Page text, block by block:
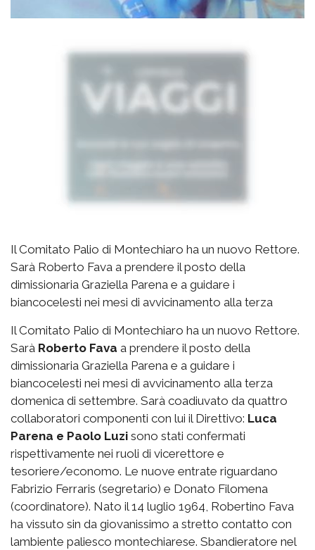
Il Comitato Palio di Montechiaro ha un nuovo Rettore.
Sarà Roberto Fava a prendere il posto della
dimissionaria Graziella Parena e a guidare i
biancocelesti nei mesi di avvicinamento alla terza
Il Comitato Palio di Montechiaro ha un nuovo Rettore.
Sarà Roberto Fava a prendere il posto della
dimissionaria Graziella Parena e a guidare i
biancocelesti nei mesi di avvicinamento alla terza
domenica di settembre. Sarà coadiuvato da quattro
collaboratori componenti con lui il Direttivo: Luca
Parena e Paolo Luzi sono stati confermati
rispettivamente nei ruoli di vicerettore e
tesoriere/economo. Le nuove entrate riguardano
Fabrizio Ferraris (segretario) e Donato Filomena
(coordinatore). Nato il 14 luglio 1964, Robertino Fava
ha vissuto sin da giovanissimo a stretto contatto con
lambiente paliesco montechiarese. Sbandieratore nel